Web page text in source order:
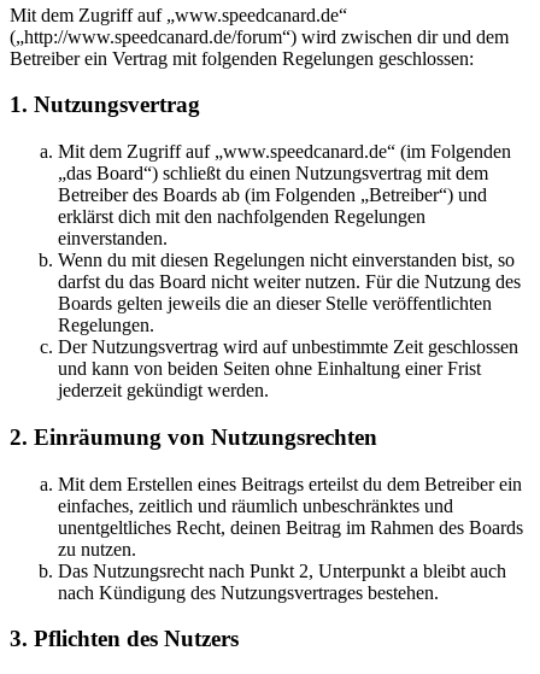
Mit dem Zugriff auf „www.speedcanard.de“
(„http://www.speedcanard.de/forum“) wird zwischen dir und dem
Betreiber ein Vertrag mit folgenden Regelungen geschlossen:
1. Nutzungsvertrag
Mit dem Zugriff auf „www.speedcanard.de“ (im Folgenden
„das Board“) schließt du einen Nutzungsvertrag mit dem
Betreiber des Boards ab (im Folgenden „Betreiber“) und
erklärst dich mit den nachfolgenden Regelungen
einverstanden.
Wenn du mit diesen Regelungen nicht einverstanden bist, so
darfst du das Board nicht weiter nutzen. Für die Nutzung des
Boards gelten jeweils die an dieser Stelle veröffentlichten
Regelungen.
Der Nutzungsvertrag wird auf unbestimmte Zeit geschlossen
und kann von beiden Seiten ohne Einhaltung einer Frist
jederzeit gekündigt werden.
2. Einräumung von Nutzungsrechten
Mit dem Erstellen eines Beitrags erteilst du dem Betreiber ein
einfaches, zeitlich und räumlich unbeschränktes und
unentgeltliches Recht, deinen Beitrag im Rahmen des Boards
zu nutzen.
Das Nutzungsrecht nach Punkt 2, Unterpunkt a bleibt auch
nach Kündigung des Nutzungsvertrages bestehen.
3. Pflichten des Nutzers